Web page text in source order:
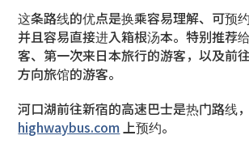
这条路线的优点是换乘容易理解、可预
并且容易直接进入箱根汤本。特别推荐
客、第一次来日本旅行的游客，以及前
方向旅馆的游客。
河口湖前往新宿的高速巴士是热门路线
highwaybus.com 上预约。